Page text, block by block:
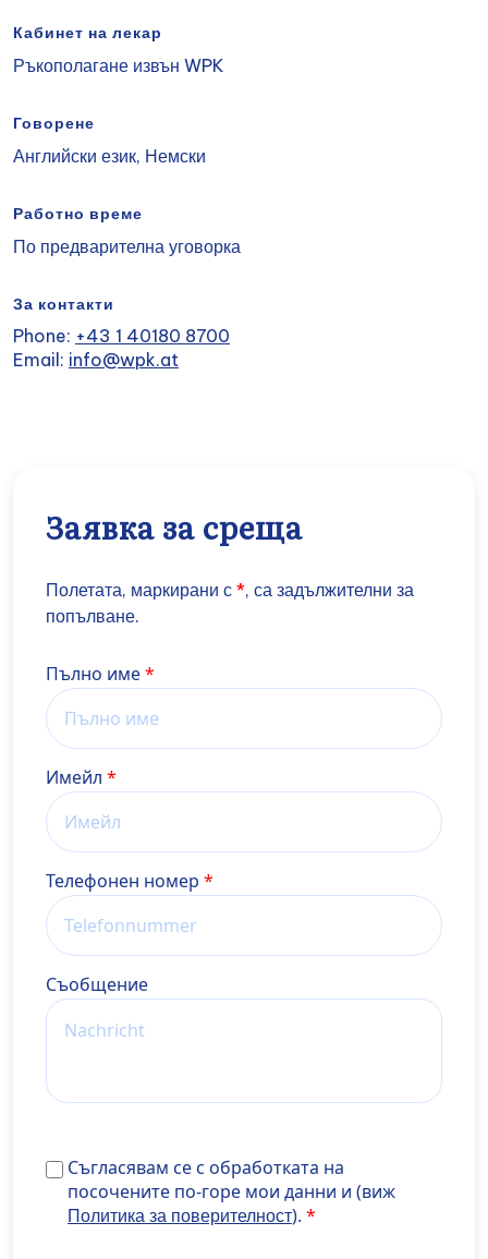
Кабинет на лекар
Ръкополагане извън WPK
Говорене
Английски език, Немски
Работно време
По предварителна уговорка
За контакти
Phone: +43 1 40180 8700
Email: info@wpk.at
Заявка за среща
Полетата, маркирани с *, са задължителни за
попълване.
Name
Пълно име
Имейл
Телефонен номер
Cъобщение
Съгласявам се с обработката на посочените по-
мои данни и (виж <a
href="https://www.develop.maisondidee.com/wiener-
Съгласявам се с обработката на
посочените по-горе мои данни и (виж
Политика за поверителност).